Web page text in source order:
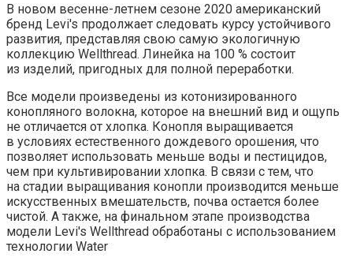
В новом весенне-летнем сезоне 2020 американский
бренд Levi's продолжает следовать курсу устойчивого
развития, представляя свою самую экологичную
коллекцию Wellthread. Линейка на 100 % состоит
из изделий, пригодных для полной переработки.
Все модели произведены из котонизированного
конопляного волокна, которое на внешний вид и ощупь
не отличается от хлопка. Конопля выращивается
в условиях естественного дождевого орошения, что
позволяет использовать меньше воды и пестицидов,
чем при культивировании хлопка. В связи с тем, что
на стадии выращивания конопли производится меньше
искусственных вмешательств, почва остается более
чистой. А также, на финальном этапе производства
модели Levi's Wellthread обработаны с использованием
технологии Water